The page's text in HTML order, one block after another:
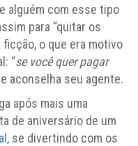
alguém com esse tipo
para “quitar os
o que era motivo
“se você quer pagar
aconselha seu agente.
após mais uma
de aniversário de um
, se divertindo com os